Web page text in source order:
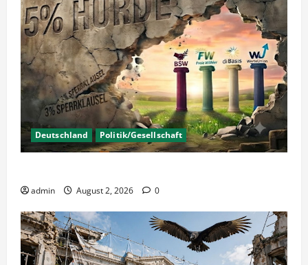
Deutschland Politik/Gesellschaft
admin August 2, 2026 0